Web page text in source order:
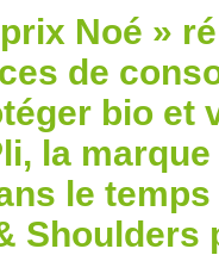
Noé »
de
bio et
la
le temps
Shoulders